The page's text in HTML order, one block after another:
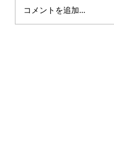
コメントを追加…